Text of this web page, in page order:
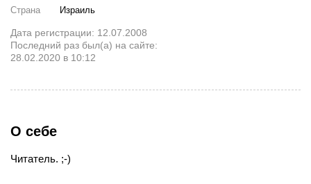
Страна
Израиль
Дата регистрации: 12.07.2008
Последний раз был(а) на сайте:
28.02.2020 в 10:12
О себе
Читатель. ;-)